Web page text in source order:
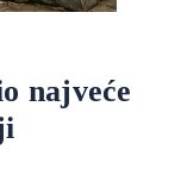
najveće